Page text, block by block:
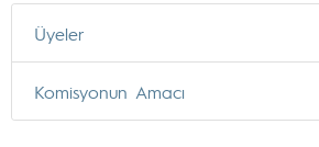
Üyeler
Komisyonun Amacı